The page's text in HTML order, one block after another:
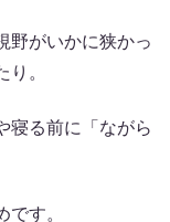
野がいかに狭かっ
。
寝る前に「ながら
す。